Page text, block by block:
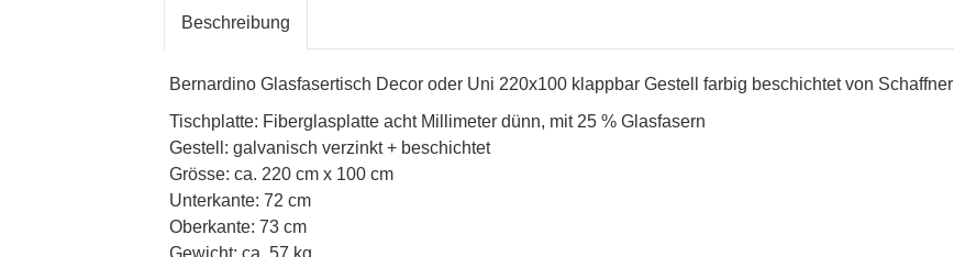
Beschreibung
Bernardino Glasfasertisch Decor oder Uni 220x100 klappbar Gestell farbig beschichtet von Schaffner
Tischplatte: Fiberglasplatte acht Millimeter dünn, mit 25 % Glasfasern
Gestell: galvanisch verzinkt + beschichtet
Grösse: ca. 220 cm x 100 cm
Unterkante: 72 cm
Oberkante: 73 cm
Gewicht: ca. 57 kg